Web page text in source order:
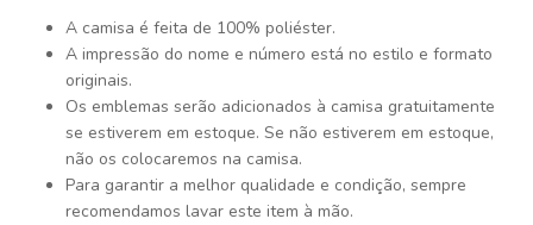
A camisa é feita de 100% poliéster.
A impressão do nome e número está no estilo e formato
originais.
Os emblemas serão adicionados à camisa gratuitamente
se estiverem em estoque. Se não estiverem em estoque,
não os colocaremos na camisa.
Para garantir a melhor qualidade e condição, sempre
recomendamos lavar este item à mão.